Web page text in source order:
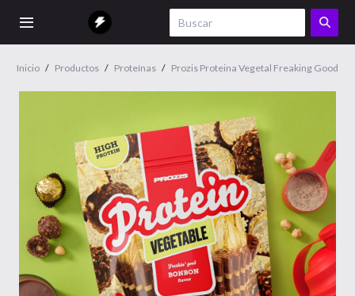
Inicio / Productos / Proteínas / Prozis Proteina Vegetal Freaking Good